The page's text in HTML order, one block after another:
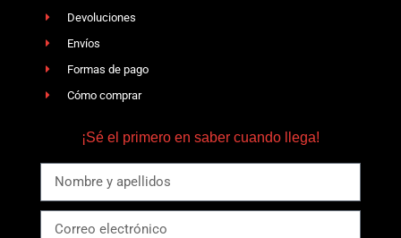
Devoluciones
Envíos
Formas de pago
Cómo comprar
¡Sé el primero en saber cuando llega!